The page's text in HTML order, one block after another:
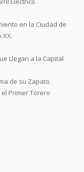
en la Ciudad de
Llegan a la Capital
de su Zapato.
Primer Torero